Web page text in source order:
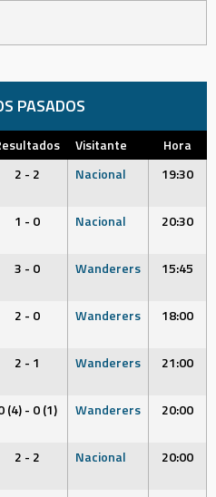
PASADOS
Visitante
Hora
2 - 2 Nacional 19:30
1 - 0 Nacional 20:30
3 - 0 Wanderers 15:45
2 - 0 Wanderers 18:00
2 - 1 Wanderers 21:00
(4) - 0 (1) Wanderers 20:00
2 - 2 Nacional 20:00